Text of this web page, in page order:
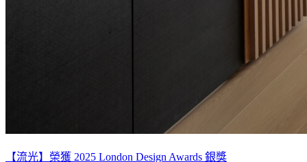
【流光】榮獲 2025 London Design Awards 銀獎